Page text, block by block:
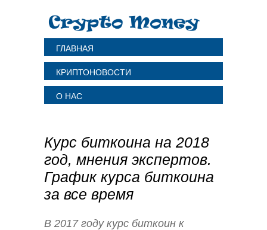
ГЛАВНАЯ
КРИПТОНОВОСТИ
О НАС
Курс биткоина на 2018
год, мнения экспертов.
График курса биткоина
за все время
В 2017 году курс биткоин к